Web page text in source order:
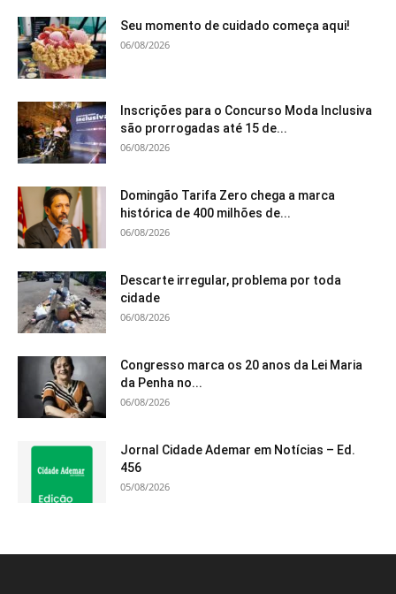
Seu momento de cuidado começa aqui!
06/08/2026
Inscrições para o Concurso Moda Inclusiva
são prorrogadas até 15 de...
06/08/2026
Domingão Tarifa Zero chega a marca
histórica de 400 milhões de...
06/08/2026
Descarte irregular, problema por toda
cidade
06/08/2026
Congresso marca os 20 anos da Lei Maria
da Penha no...
06/08/2026
Jornal Cidade Ademar em Notícias – Ed.
456
05/08/2026